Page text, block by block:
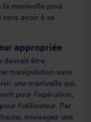
la manivelle pour
avoir à se
appropriée
devrait être
manipulation sans
une manivelle qui,
pour l'opération,
l'utilisateur. Par
envisagez une